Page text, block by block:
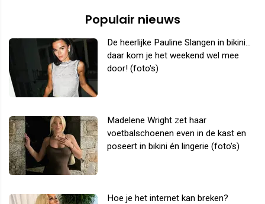
Populair nieuws
De heerlijke Pauline Slangen in bikini...
daar kom je het weekend wel mee
door! (foto's)
Madelene Wright zet haar
voetbalschoenen even in de kast en
poseert in bikini én lingerie (foto's)
Hoe je het internet kan breken?